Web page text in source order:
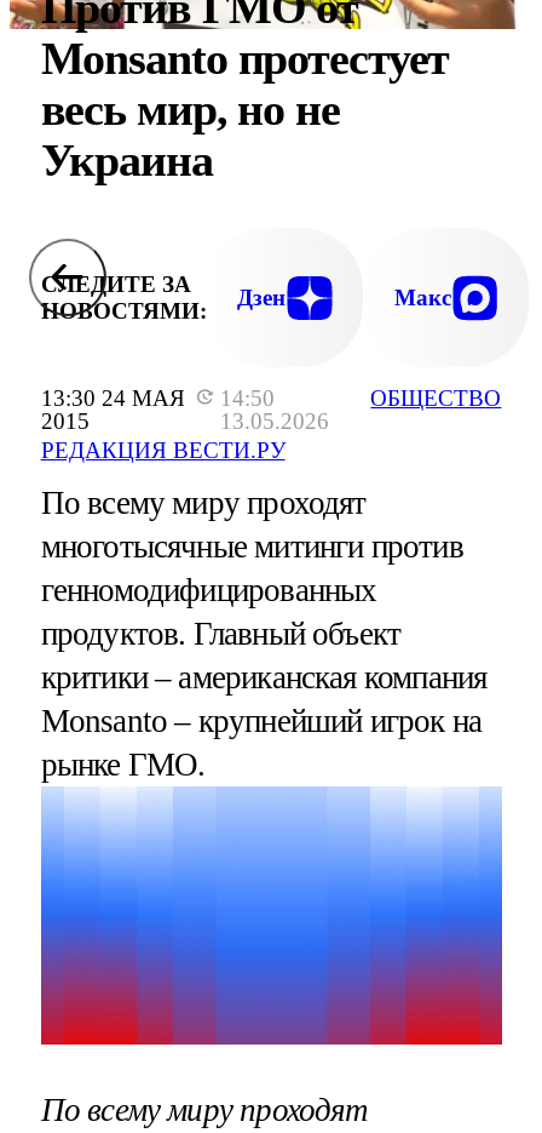
13:30 24 МАЯ
2015
14:50
13.05.2026
РЕДАКЦИЯ ВЕСТИ.РУ
ОБЩЕСТВО
Monsanto протестует
весь мир, но не
Украина
СЛЕДИТЕ ЗА
НОВОСТЯМИ:
Дзен Макс
По всему миру проходят
многотысячные митинги против
генномодифицированных
продуктов. Главный объект
критики – американская компания
Monsanto – крупнейший игрок на
рынке ГМО.
По всему миру проходят